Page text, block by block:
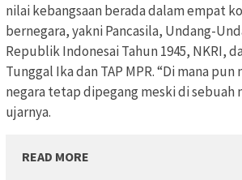
nilai kebangsaan berada dalam empat
bernegara, yakni Pancasila, Undang-
Republik Indonesai Tahun 1945, NKRI,
Tunggal Ika dan TAP MPR. “Di mana
negara tetap dipegang meski di sebuah
ujarnya.
READ MORE